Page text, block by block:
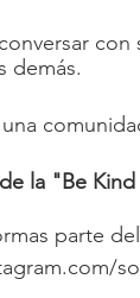
demás.
la "Be
parte